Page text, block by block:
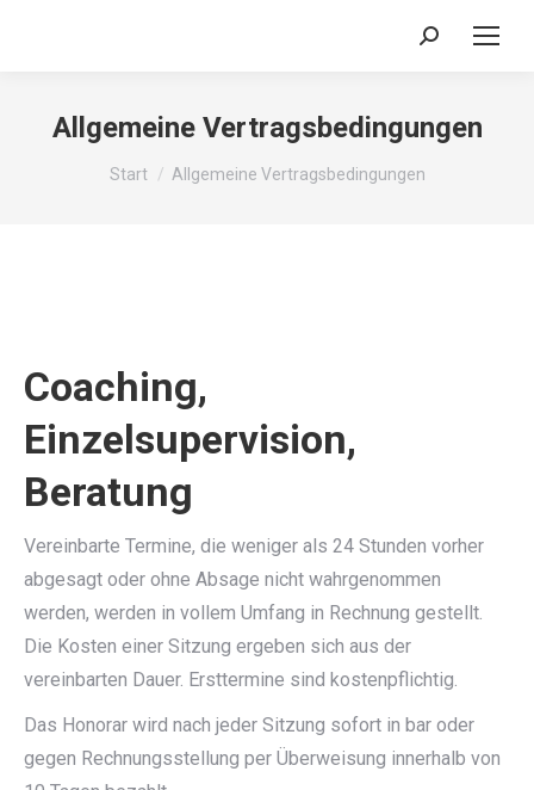
Search:
Allgemeine Vertragsbedingungen
Sie befinden sich hier:
Start Allgemeine Vertragsbedingungen
Coaching,
Einzelsupervision,
Beratung
Vereinbarte Termine, die weniger als 24 Stunden vorher
abgesagt oder ohne Absage nicht wahrgenommen
werden, werden in vollem Umfang in Rechnung gestellt.
Die Kosten einer Sitzung ergeben sich aus der
vereinbarten Dauer. Ersttermine sind kostenpflichtig.
Das Honorar wird nach jeder Sitzung sofort in bar oder
gegen Rechnungsstellung per Überweisung innerhalb von